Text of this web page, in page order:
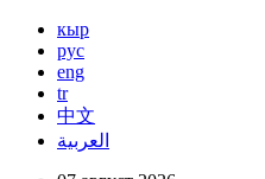
кыр
рус
eng
tr
中文
العربية